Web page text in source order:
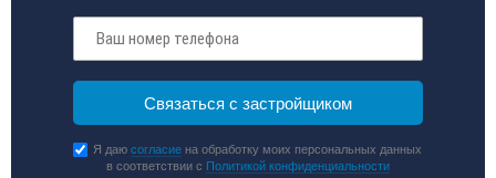
Я даюсогласие на обработку моих персональных данных
в соответствии с Политикой конфиденциальности